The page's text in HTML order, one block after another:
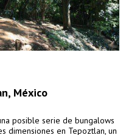
México
posible serie de bungalows
dimensiones en Tepoztlan, un